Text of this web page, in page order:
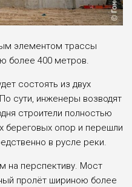
элементом трассы
более 400 метров.
состоять из двух
сути, инженеры возводят
строители полностью
береговых опор и перешли
в русле реки.
на перспективу. Мост
пролёт шириною более